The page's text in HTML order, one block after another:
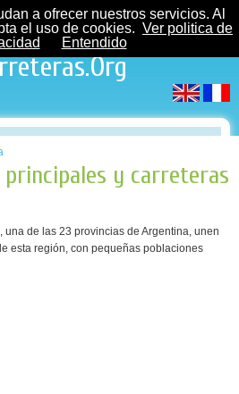
principales y carreteras
, una de las 23 provincias de Argentina, unen
esta región, con pequeñas poblaciones
a ofrecer nuestros servicios. Al
el uso de cookies. Ver politica de
Entendido